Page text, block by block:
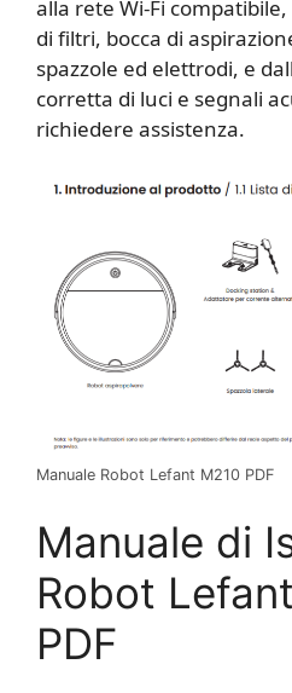
alla rete Wi-Fi
di filtri, bocca di
spazzole ed elettrodi, e
corretta di luci e segnali
richiedere assistenza.
Manuale Robot Lefant M210 PDF
Manuale di
Robot
PDF